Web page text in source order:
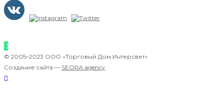
© 2005–2023 ООО «Торговый Дом Интерсвет»
Создание сайта — SEORA.agency